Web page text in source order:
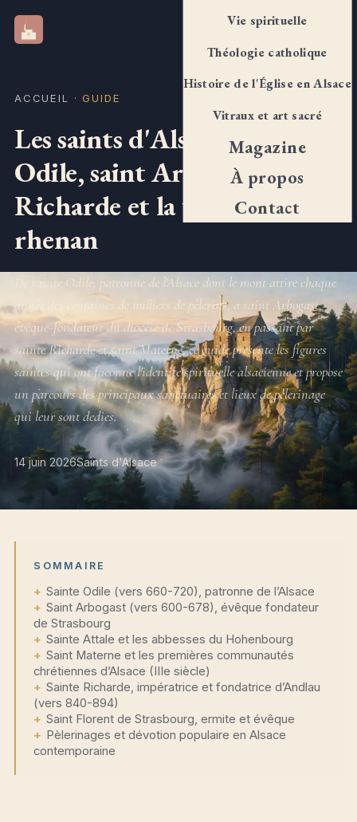
Vie spirituelle
Théologie catholique
Histoire de l'Église en Alsace
Vitraux et art sacré
Magazine
À propos
Contact
ACCUEIL ·GUIDE
Les saints d'Alsace : sainte
Odile, saint Arbogast, sainte
Richarde et la voie sainte
rhenan
De sainte Odile, patronne de l'Alsace dont le mont attire chaque
année des centaines de milliers de pèlerins, a saint Arbogast,
évêque-fondateur du diocèse de Strasbourg, en passant par
sainte Richarde et saint Materne, ce guide presente les figures
saintes qui ont faconne l'identite spirituelle alsacienne et propose
un parcours des principaux sanctuaires et lieux de pèlerinage
qui leur sont dedies.
14 juin 2026Saints d'Alsace
SOMMAIRE
Sainte Odile (vers 660-720), patronne de l’Alsace
Saint Arbogast (vers 600-678), évêque fondateur
de Strasbourg
Sainte Attale et les abbesses du Hohenbourg
Saint Materne et les premières communautés
chrétiennes d’Alsace (IIIe siècle)
Sainte Richarde, impératrice et fondatrice d’Andlau
(vers 840-894)
Saint Florent de Strasbourg, ermite et évêque
Pèlerinages et dévotion populaire en Alsace
contemporaine